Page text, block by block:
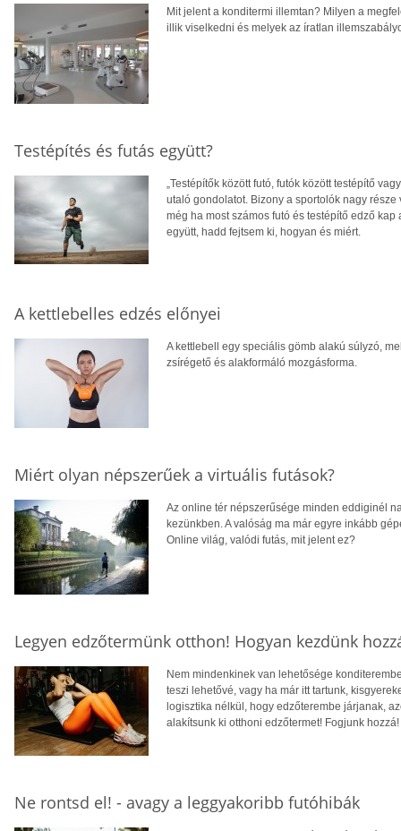
Mit jelent a konditermi illemtan? Milyen a
illik viselkedni és melyek az íratlan
Testépítés és futás együtt?
„Testépítők között futó, futók között testépítő
utaló gondolatot. Bizony a sportolók nagy
még ha most számos futó és testépítő edző
együtt, hadd fejtsem ki, hogyan és miért.
A kettlebelles edzés előnyei
A kettlebell egy speciális gömb alakú súlyzó,
zsírégető és alakformáló mozgásforma.
Miért olyan népszerűek a virtuális futások?
Az online tér népszerűsége minden eddiginél
kezünkben. A valóság ma már egyre inkább
Online világ, valódi futás, mit jelent ez?
Legyen edzőtermünk otthon! Hogyan kezdünk
Nem mindenkinek van lehetősége
teszi lehetővé, vagy ha már itt tartunk,
logisztika nélkül, hogy edzőterembe járjanak,
alakítsunk ki otthoni edzőtermet! Fogjunk hozzá!
Ne rontsd el! - avagy a leggyakoribb futóhibák